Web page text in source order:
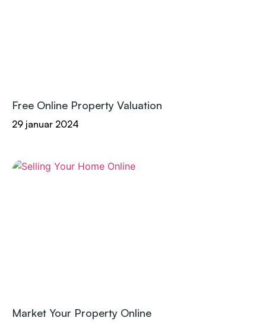
Free Online Property Valuation
29 januar 2024
Market Your Property Online